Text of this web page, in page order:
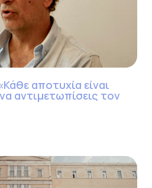
αποτυχία είναι
αντιμετωπίσεις τον